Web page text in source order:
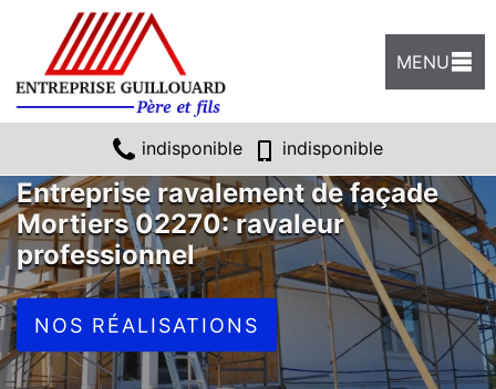
MENU
indisponible indisponible
Entreprise ravalement de façade
Mortiers 02270: ravaleur
professionnel
NOS RÉALISATIONS